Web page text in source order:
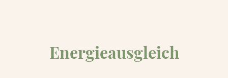
Energieausgleich